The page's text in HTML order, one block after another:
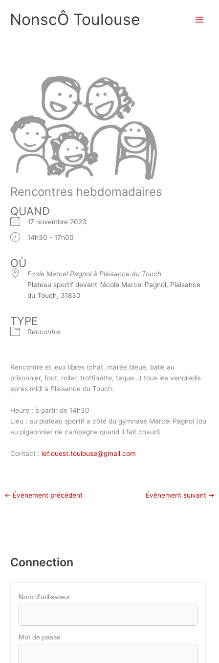
contenu
NonscÔ Toulouse
Rencontres hebdomadaires
QUAND
17 novembre 2023
14h30 - 17h00
OÙ
Ecole Marcel Pagnol à Plaisance du Touch
Plateau sportif devant l'école Marcel Pagnol, Plaisance
du Touch, 31830
TYPE
Rencontre
Rencontre et jeux libres (chat, marée bleue, balle au
prisonnier, foot, roller, trottinette, teque…) tous les vendredis
après midi à Plaisance du Touch.
Heure : à partir de 14h30
Lieu : au plateau sportif a côté du gymnase Marcel Pagnol (ou
au pigeonnier de campagne quand il fait chaud)
Contact : ief.ouest.toulouse@gmail.com
← Évènement précédent Évènement suivant →
Connection
Nom d'utilisateur
Mot de passe